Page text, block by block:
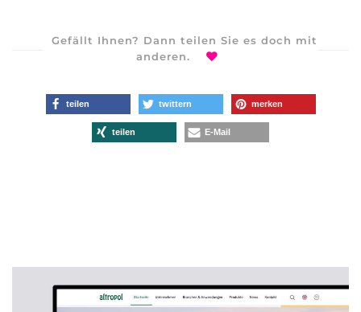
Gefällt Ihnen? Dann teilen Sie es doch mit
anderen.
teilen twittern merken
teilen E-Mail